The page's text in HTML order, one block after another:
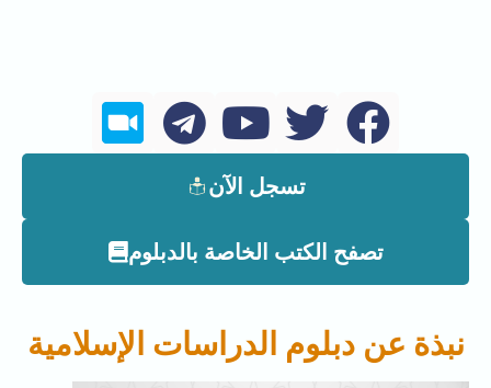
تسجل الآن
تصفح الكتب الخاصة بالدبلوم
نبذة عن دبلوم الدراسات الإسلامية